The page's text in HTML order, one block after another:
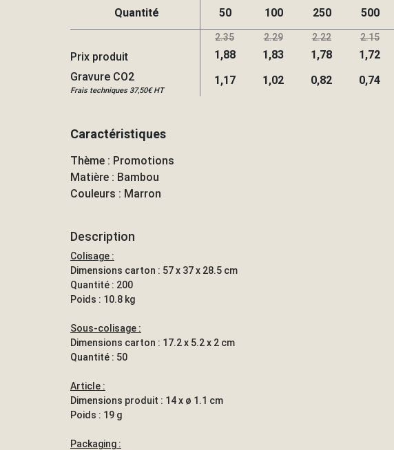
Quantité 50 100 250 500
2.35 2.29 2.22 2.15
Prix produit 1,88 1,83 1,78 1,72
Gravure CO2
Frais techniques 37,50€ HT
1,17 1,02 0,82 0,74
Caractéristiques
Thème : Promotions
Matière : Bambou
Couleurs : Marron
Description
Colisage :
Dimensions carton : 57 x 37 x 28.5 cm
Quantité : 200
Poids : 10.8 kg
Sous-colisage :
Dimensions carton : 17.2 x 5.2 x 2 cm
Quantité : 50
Article :
Dimensions produit : 14 x ø 1.1 cm
Poids : 19 g
Packaging :